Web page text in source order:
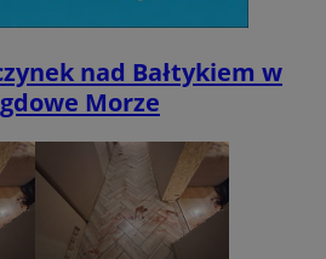
nad Bałtykiem w
Morze